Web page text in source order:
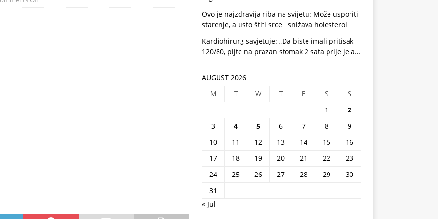
Ovo je najzdravija riba na svijetu: Može usporiti
starenje, a usto štiti srce i snižava holesterol
Kardiohirurg savjetuje: „Da biste imali pritisak
120/80, pijte na prazan stomak 2 sata prije jela…
AUGUST 2026
M
T W T F S
S
1
2
3
4 5 6 7 8
9
10
11 12 13 14 15
16
17
18 19 20 21 22
23
24
25 26 27 28 29
30
31
« Jul